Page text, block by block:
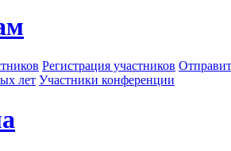
Регистрация участников
лет Участники конференции